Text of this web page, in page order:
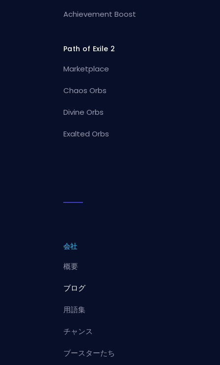
Achievement Boost
Path of Exile 2
Marketplace
Chaos Orbs
Divine Orbs
Exalted Orbs
会社
概要
ブログ
用語集
チャンス
ブースターたち